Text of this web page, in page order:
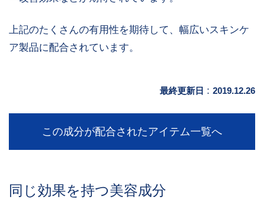
上記のたくさんの有用性を期待して、幅広いスキンケ
ア製品に配合されています。
最終更新日 : 2019.12.26
この成分が配合されたアイテム一覧へ
同じ効果を持つ美容成分